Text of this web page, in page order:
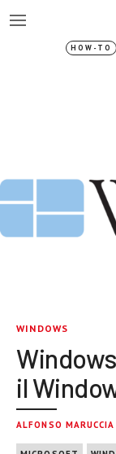
HOW-TO
WINDOWS
il
ALFONSO MARUCCIA